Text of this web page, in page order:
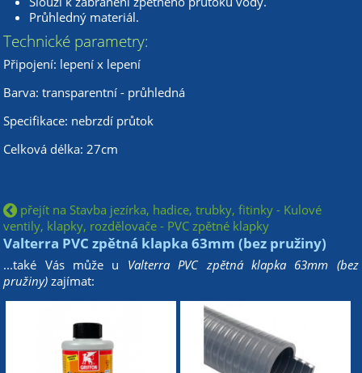
Průhledný materiál.
Technické parametry:
Připojení: lepení x lepení
Barva: transparentní - průhledná
Specifikace: nebrzdí průtok
Celková délka: 27cm
přejít na Stavba jezírka, hadice, trubky, fitinky - Kulové
ventily, klapky, rozdělovače - PVC zpětné klapky
Valterra PVC zpětná klapka 63mm (bez pružiny)
...také Vás může u Valterra PVC zpětná klapka 63mm (bez
pružiny) zajímat: